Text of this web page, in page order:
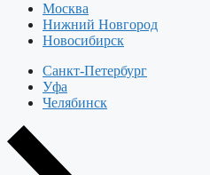
Москва
Нижний Новгород
Новосибирск
Санкт-Петербург
Уфа
Челябинск